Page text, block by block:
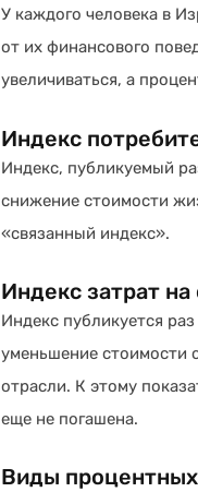
У каждого человека в
от их финансового
увеличиваться, а
Индекс
Индекс, публикуемый
снижение стоимости
«связанный индекс».
Индекс затрат на
Индекс публикуется
уменьшение стоимости
отрасли. К этому
еще не погашена.
Виды